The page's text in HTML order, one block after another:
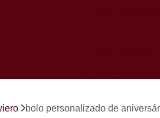
Bolos
bolo personalizado de